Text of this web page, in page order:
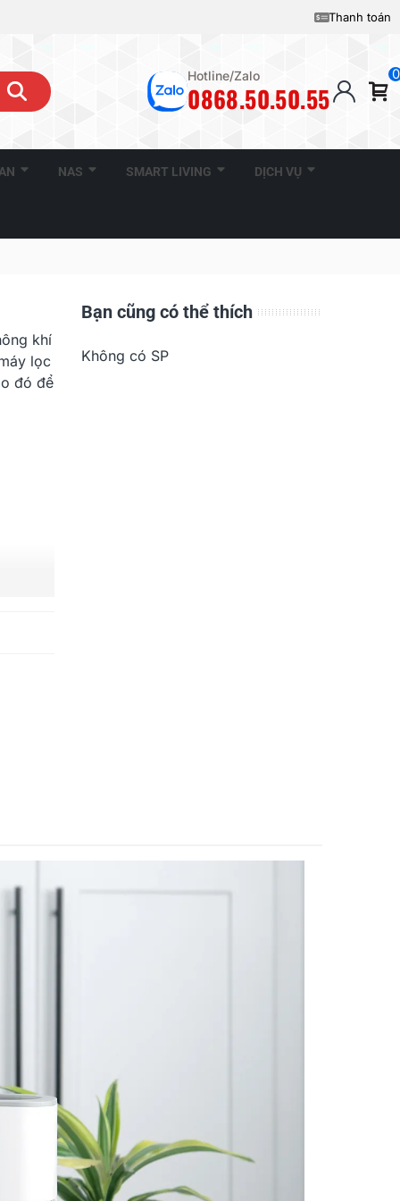
Thanh toán
Hotline/Zalo
0868.50.50.55
0
NAS SMART LIVING DỊCH VỤ
khí
lọc
đó để
Bạn cũng có thể thích
Không có SP